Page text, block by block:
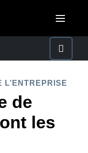
(English)
L’ENTREPRISE
de
les